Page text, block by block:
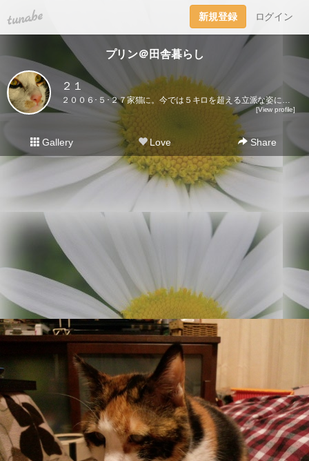
tuna.be 新規登録 ログイン
プリン＠田舎暮らし
２１
２００６･５･２７家猫に。今では５キロを超える立派な姿になりました♪ここに登場するのはプリンだけ。２０２１･５･３０虹の橋を渡りました｡
[View profile]
Gallery Love Share